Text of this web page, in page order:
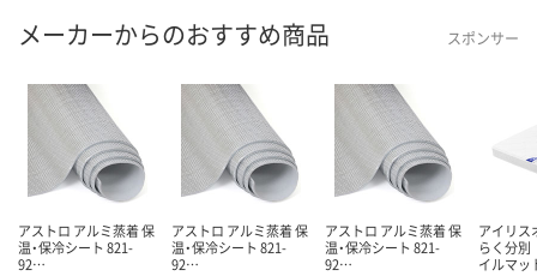
メーカーからのおすすめ商品 スポンサー
アストロ アルミ蒸着 保
温・保冷シート 821-
92…
アストロ アルミ蒸着 保
温・保冷シート 821-
92…
アストロ アルミ蒸着 保
温・保冷シート 821-
92…
アイリス
らく分
イルマ